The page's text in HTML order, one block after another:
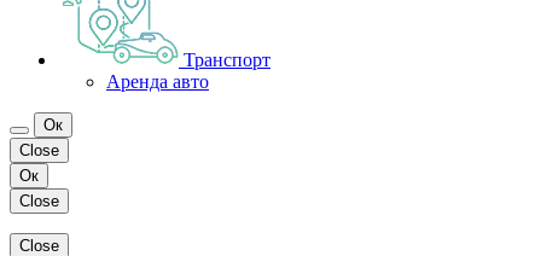
Транспорт
Аренда авто
Ок
Close
Ок
Close
Close